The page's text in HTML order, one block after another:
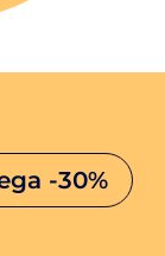
-30%